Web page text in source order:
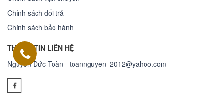
Chính sách đổi trả
Chính sách bảo hành
THÔNG TIN LIÊN HỆ
Nguyễn Đức Toàn - toannguyen_2012@yahoo.com